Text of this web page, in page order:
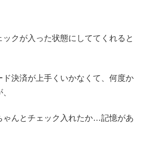
クが入った状態にしててくれると
ド決済が上手くいかなくて、何度か
ゃんとチェック入れたか…記憶があ